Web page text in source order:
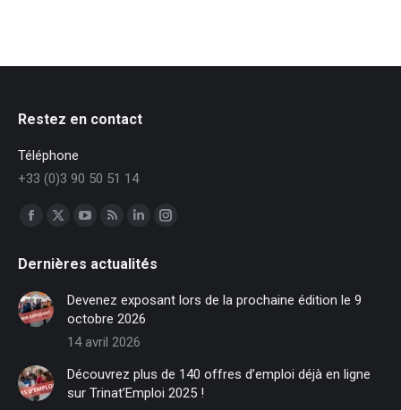
Restez en contact
Téléphone
+33 (0)3 90 50 51 14
Trouvez nous sur :
Facebook
opens
in
new
window
X
opens
new
window
opens
in
new
window
opens
in
new
window
LinkedIn
opens
in
new
window
Instagram
in
Dernières actualités
Devenez exposant lors de la prochaine édition le 9
octobre 2026
14 avril 2026
Découvrez plus de 140 offres d’emploi déjà en ligne
sur Trinat’Emploi 2025 !